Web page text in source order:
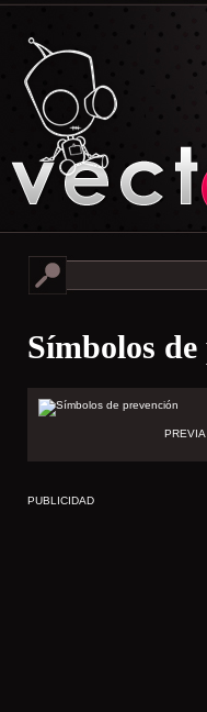
Símbolos
PUBLICIDAD